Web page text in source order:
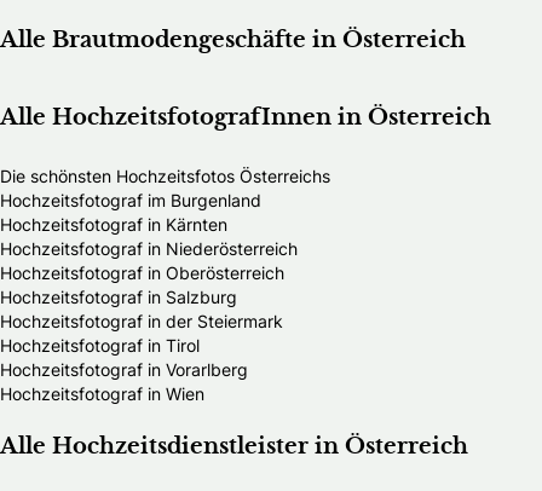
Alle Brautmodengeschäfte in Österreich
Alle HochzeitsfotografInnen in Österreich
Die schönsten Hochzeitsfotos Österreichs
Hochzeitsfotograf im Burgenland
Hochzeitsfotograf in Kärnten
Hochzeitsfotograf in Niederösterreich
Hochzeitsfotograf in Oberösterreich
Hochzeitsfotograf in Salzburg
Hochzeitsfotograf in der Steiermark
Hochzeitsfotograf in Tirol
Hochzeitsfotograf in Vorarlberg
Hochzeitsfotograf in Wien
Alle Hochzeitsdienstleister in Österreich